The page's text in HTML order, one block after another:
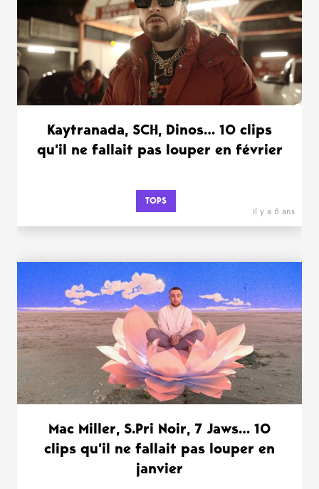
Kaytranada, SCH, Dinos… 10 clips
qu’il ne fallait pas louper en février
TOPS
il y a 6 ans
Mac Miller, S.Pri Noir, 7 Jaws… 10
clips qu’il ne fallait pas louper en
janvier